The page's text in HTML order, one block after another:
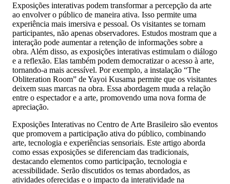
Exposições interativas podem transformar a percepção da arte
ao envolver o público de maneira ativa. Isso permite uma
experiência mais imersiva e pessoal. Os visitantes se tornam
participantes, não apenas observadores. Estudos mostram que a
interação pode aumentar a retenção de informações sobre a
obra. Além disso, as exposições interativas estimulam o diálogo
e a reflexão. Elas também podem democratizar o acesso à arte,
tornando-a mais acessível. Por exemplo, a instalação “The
Obliteration Room” de Yayoi Kusama permite que os visitantes
deixem suas marcas na obra. Essa abordagem muda a relação
entre o espectador e a arte, promovendo uma nova forma de
apreciação.
Exposições Interativas no Centro de Arte Brasileiro são eventos
que promovem a participação ativa do público, combinando
arte, tecnologia e experiências sensoriais. Este artigo aborda
como essas exposições se diferenciam das tradicionais,
destacando elementos como participação, tecnologia e
acessibilidade. Serão discutidos os temas abordados, as
atividades oferecidas e o impacto da interatividade na